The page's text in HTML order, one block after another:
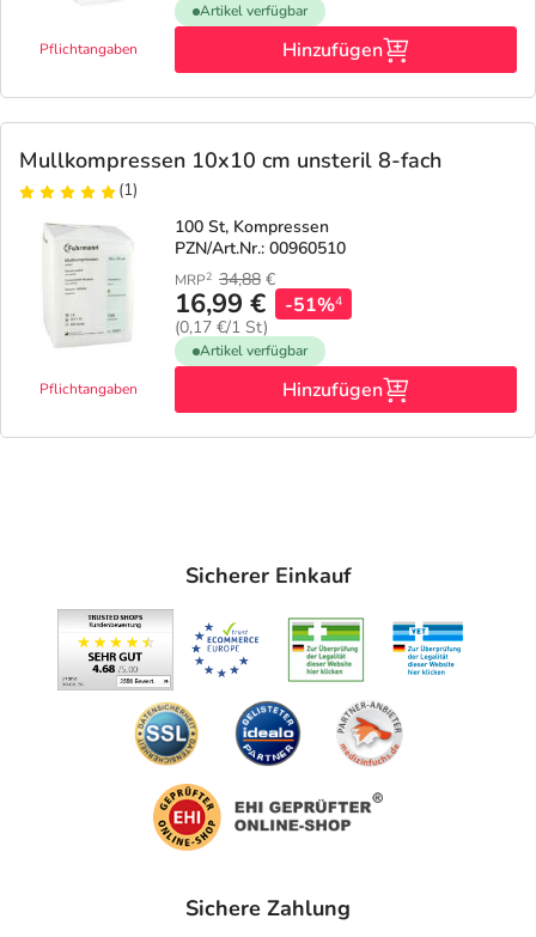
Pflichtangaben
Artikel verfügbar
Hinzufügen
Mullkompressen 10x10 cm unsteril 8-fach
(1)
Pflichtangaben
100 St, Kompressen
PZN/Art.Nr.: 00960510
MRP2 34,88 €
16,99 €
(0,17 €/1 St)
-51%4
Artikel verfügbar
Hinzufügen
Sicherer Einkauf
Sichere Zahlung